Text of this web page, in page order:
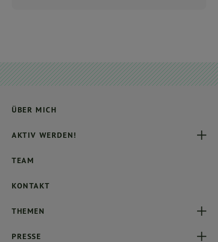
ÜBER MICH
AKTIV WERDEN!
TEAM
KONTAKT
THEMEN
PRESSE